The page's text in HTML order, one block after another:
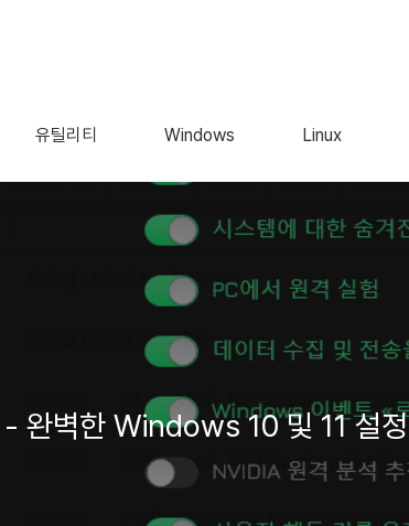
유틸리티 Windows Linux
포터블) - 완벽한 Windows 10 및 11 설정